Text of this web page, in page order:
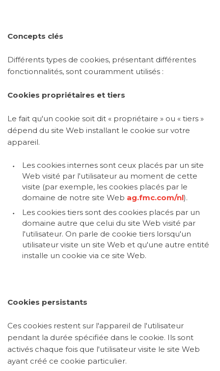
Concepts clés
Différents types de cookies, présentant différentes
fonctionnalités, sont couramment utilisés :
Cookies propriétaires et tiers
Le fait qu'un cookie soit dit « propriétaire » ou « tiers »
dépend du site Web installant le cookie sur votre
appareil.
Les cookies internes sont ceux placés par un site
Web visité par l'utilisateur au moment de cette
visite (par exemple, les cookies placés par le
domaine de notre site Web ag.fmc.com/nl).
Les cookies tiers sont des cookies placés par un
domaine autre que celui du site Web visité par
l'utilisateur. On parle de cookie tiers lorsqu'un
utilisateur visite un site Web et qu'une autre entité
installe un cookie via ce site Web.
Cookies persistants
Ces cookies restent sur l'appareil de l'utilisateur
pendant la durée spécifiée dans le cookie. Ils sont
activés chaque fois que l'utilisateur visite le site Web
ayant créé ce cookie particulier.